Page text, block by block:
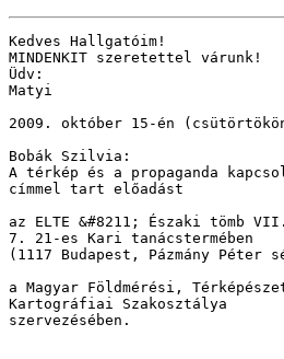
Kedves Hallgatóim!
MINDENKIT szeretettel várunk!
Üdv:
Matyi
2009. október 15-én
Bobák Szilvia:
A térkép és a propaganda
címmel tart előadást
az ELTE &#8211; Északi tömb
7. 21-es Kari tanácstermében
(1117 Budapest, Pázmány Péter
a Magyar Földmérési,
Kartográfiai Szakosztálya
szervezésében.